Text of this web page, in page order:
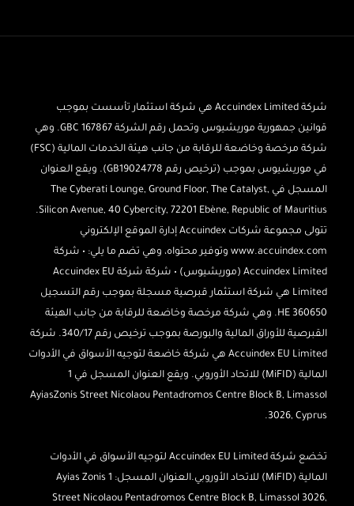
شركة Accuindex Limited هي شركة استثمار تأسست بموجب
قوانين جمهورية موريشيوس وتحمل رقم الشركة 167867 GBC. وهي
شركة مرخصة وخاضعة للرقابة من جانب هيئة الخدمات المالية (FSC)
في موريشيوس بموجب (ترخيص رقم GB19024778). ويقع العنوان
المسجل في The Cyberati Lounge, Ground Floor, The Catalyst,
Silicon Avenue, 40 Cybercity, 72201 Ebène, Republic of Mauritius.
تتولى مجموعة شركات Accuindex إدارة الموقع الإلكتروني
www.accuindex.com وتوفير محتواه، وهي تضم ما يلي: • شركة
Accuindex Limited (موريشيوس) • شركة شركة Accuindex EU
Limited هي شركة استثمار قبرصية مسجلة بموجب رقم التسجيل
HE 360650. وهي شركة مرخصة وخاضعة للرقابة من جانب الهيئة
القبرصية للأوراق المالية والبورصة بموجب ترخيص رقم 340/17. شركة
Accuindex EU Limited هي شركة خاضعة لتوجيه الأسواق في الأدوات
المالية (MiFID) للاتحاد الأوروبي. ويقع العنوان المسجل في 1
AyiasZonis Street Nicolaou Pentadromos Centre Block B, Limassol
3026, Cyprus.
تخضع شركة Accuindex EU Limited لتوجيه الأسواق في الأدوات
المالية (MiFID) للاتحاد الأوروبي.
العنوان المسجل: 1 Ayias Zonis
Street Nicolaou Pentadromos Centre Block B, Limassol 3026,